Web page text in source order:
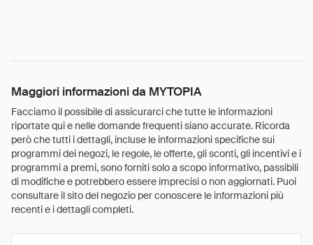
Maggiori informazioni da MYTOPIA
Facciamo il possibile di assicurarci che tutte le informazioni
riportate qui e nelle domande frequenti siano accurate. Ricorda
però che tutti i dettagli, incluse le informazioni specifiche sui
programmi dei negozi, le regole, le offerte, gli sconti, gli incentivi e i
programmi a premi, sono forniti solo a scopo informativo, passibili
di modifiche e potrebbero essere imprecisi o non aggiornati. Puoi
consultare il sito del negozio per conoscere le informazioni più
recenti e i dettagli completi.